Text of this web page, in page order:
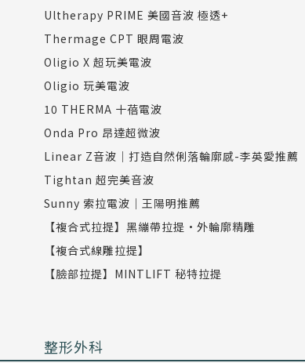
Ultherapy PRIME 美國音波 極透+
Thermage CPT 眼周電波
Oligio X 超玩美電波
Oligio 玩美電波
10 THERMA 十蓓電波
Onda Pro 昂達超微波
Linear Z音波｜打造自然俐落輪廓感-李英愛推薦
Tightan 超完美音波
Sunny 索拉電波｜王陽明推薦
【複合式拉提】黑繃帶拉提•外輪廓精雕
【複合式線雕拉提】
【臉部拉提】MINTLIFT 秘特拉提
整形外科